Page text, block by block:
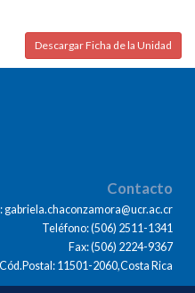
Descargar Ficha de la Unidad
Contacto
Teléfono: (506) 2511-1341
Fax: (506) 2224-9367
Cód.Postal: 11501-2060,Costa Rica